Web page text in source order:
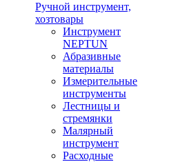
Ручной инструмент,
хозтовары
Инструмент
NEPTUN
Абразивные
материалы
Измерительные
инструменты
Лестницы и
стремянки
Малярный
инструмент
Расходные